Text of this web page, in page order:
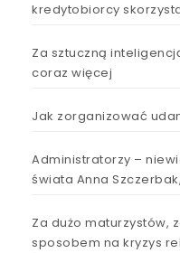
kredytobiorcy
Za sztuczną
coraz więcej
Jak zorganizować
Administratorzy –
świata Anna
Za dużo maturzystów,
sposobem na kryzys